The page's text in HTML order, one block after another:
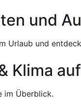
und
Urlaub und
Klima
im Überblick.